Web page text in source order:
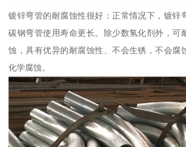
镀锌弯管的耐腐蚀性很好：正常情况下，镀锌
碳钢弯管使用寿命更长。除少数氢化剂外，可
蚀，具有优异的耐腐蚀性、不会生锈，不会腐
化学腐蚀。